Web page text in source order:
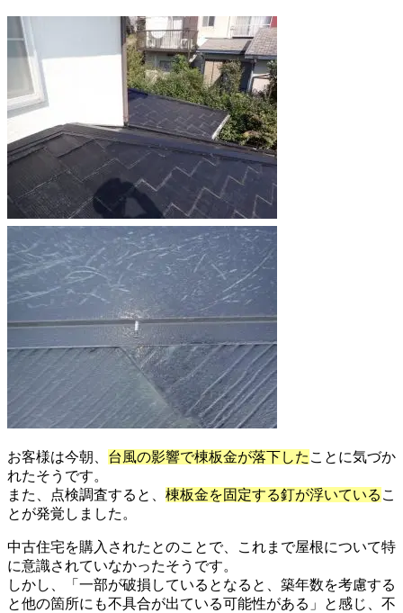
お客様は今朝、 台風の影響で棟板金が落下した ことに気づか
れたそうです。
また、点検調査すると、 棟板金を固定する釘が浮いている こ
とが発覚しました。
中古住宅を購入されたとのことで、これまで屋根について特
に意識されていなかったそうです。
しかし、「一部が破損しているとなると、築年数を考慮する
と他の箇所にも不具合が出ている可能性がある」と感じ、不